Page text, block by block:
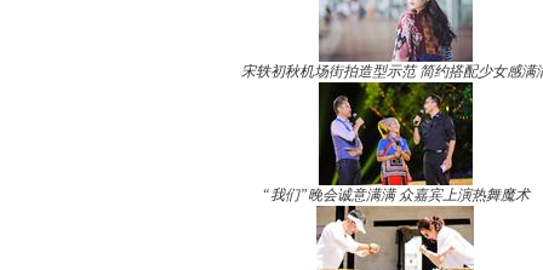
宋轶初秋机场街拍造型示范 简约搭配少女感满
“我们”晚会诚意满满 众嘉宾上演热舞魔术